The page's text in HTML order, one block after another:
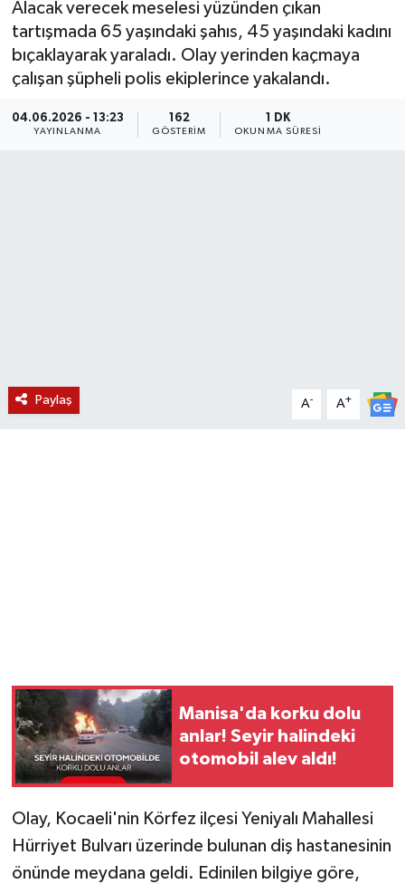
Alacak verecek meselesi yüzünden çıkan
tartışmada 65 yaşındaki şahıs, 45 yaşındaki kadını
bıçaklayarak yaraladı. Olay yerinden kaçmaya
çalışan şüpheli polis ekiplerince yakalandı.
04.06.2026 - 13:23
YAYINLANMA
162
GÖSTERIM
1 DK
OKUNMA SÜRESI
Paylaş A- A+
Manisa'da korku dolu
anlar! Seyir halindeki
otomobil alev aldı!
Olay, Kocaeli'nin Körfez ilçesi Yeniyalı Mahallesi
Hürriyet Bulvarı üzerinde bulunan diş hastanesinin
önünde meydana geldi. Edinilen bilgiye göre,
KÜLTÜR SANAT
YAŞAM
LIFE
SARIGÖL
SARUHANLI
SELENDİ
SOMA
KÖPRÜBAŞI
KULA
SALİHLİ
TURGUTLU
EKONOMİ
EĞİTİM
KÜLTÜR SANAT
MANİSA'NIN YÖRESEL LEZZETLERİ